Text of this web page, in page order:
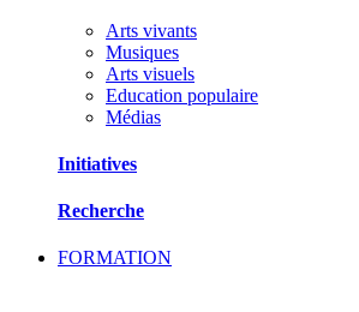
Arts vivants
Musiques
Arts visuels
Education populaire
Médias
Initiatives
Recherche
FORMATION